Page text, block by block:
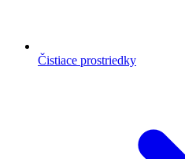
Čistiace prostriedky